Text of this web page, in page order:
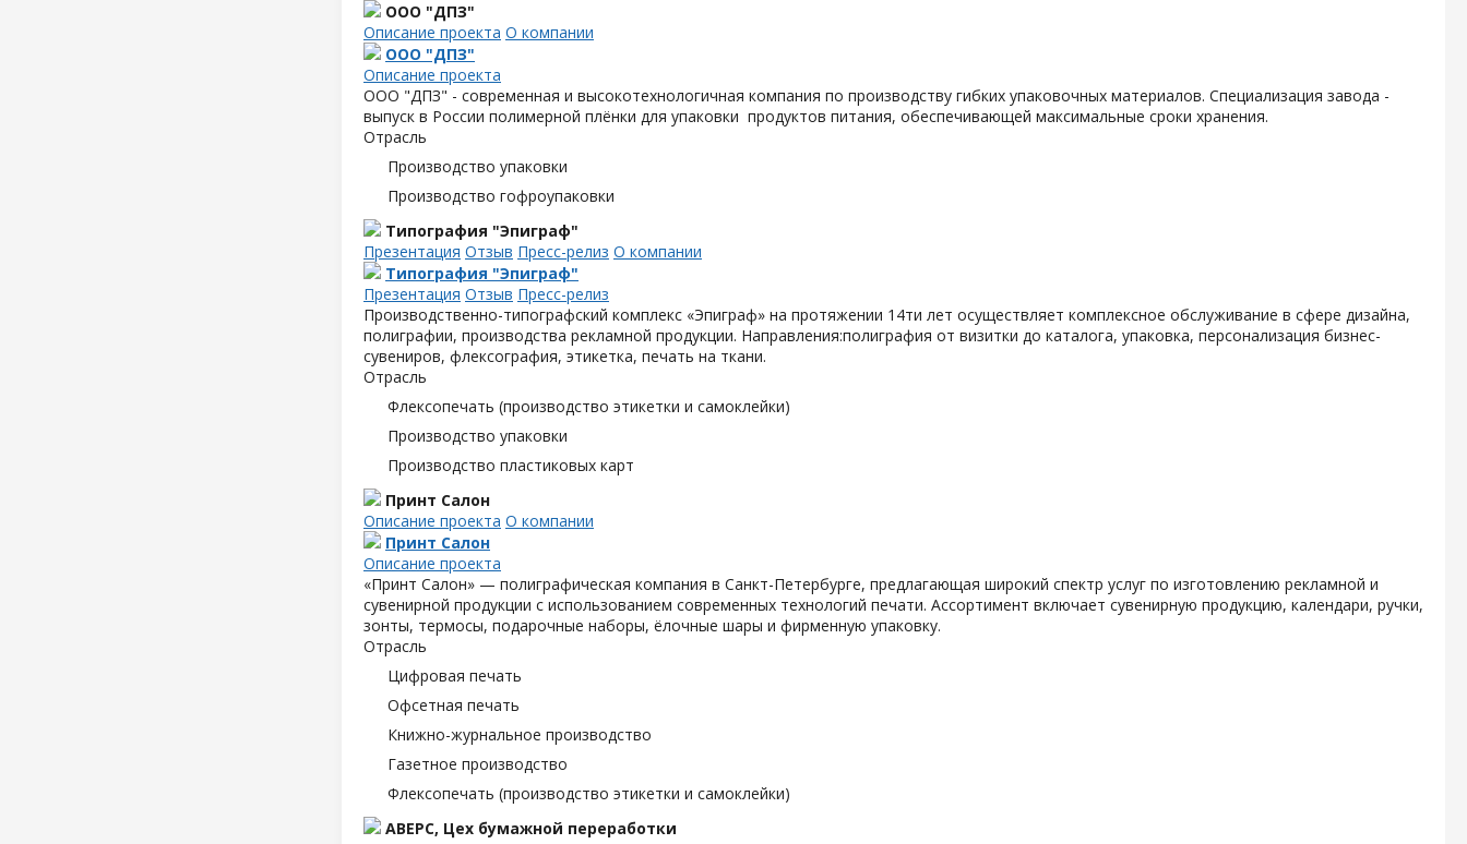
ООО "ДПЗ"
Описание проекта О компании
ООО "ДПЗ"
Описание проекта
ООО "ДПЗ" - современная и высокотехнологичная компания по производству гибких упаковочных материалов. Специализация завода -
выпуск в России полимерной плёнки для упаковки продуктов питания, обеспечивающей максимальные сроки хранения.
Отрасль
Производство упаковки
Производство гофроупаковки
Типография "Эпиграф"
Презентация Отзыв Пресс-релиз О компании
Типография "Эпиграф"
Презентация Отзыв Пресс-релиз
Производственно-типографский комплекс «Эпиграф» на протяжении 14ти лет осуществляет комплексное обслуживание в сфере дизайна,
полиграфии, производства рекламной продукции. Направления:полиграфия от визитки до каталога, упаковка, персонализация бизнес-
сувениров, флексография, этикетка, печать на ткани.
Отрасль
Флексопечать (производство этикетки и самоклейки)
Производство упаковки
Производство пластиковых карт
Принт Салон
Описание проекта О компании
Принт Салон
Описание проекта
«Принт Салон» — полиграфическая компания в Санкт-Петербурге, предлагающая широкий спектр услуг по изготовлению рекламной и
сувенирной продукции с использованием современных технологий печати. Ассортимент включает сувенирную продукцию, календари, ручки,
зонты, термосы, подарочные наборы, ёлочные шары и фирменную упаковку.
Отрасль
Цифровая печать
Офсетная печать
Книжно-журнальное производство
Газетное производство
Флексопечать (производство этикетки и самоклейки)
АВЕРС, Цех бумажной переработки